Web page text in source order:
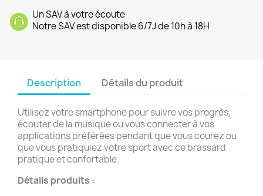
Un SAV à votre écoute
Notre SAV est disponible 6/7J de 10h à 18H
Description Détails du produit
Utilisez votre smartphone pour suivre vos progrès,
écouter de la musique ou vous connecter à vos
applications préférées pendant que vous courez ou
que vous pratiquiez votre sport avec ce brassard
pratique et confortable.
Détails produits :